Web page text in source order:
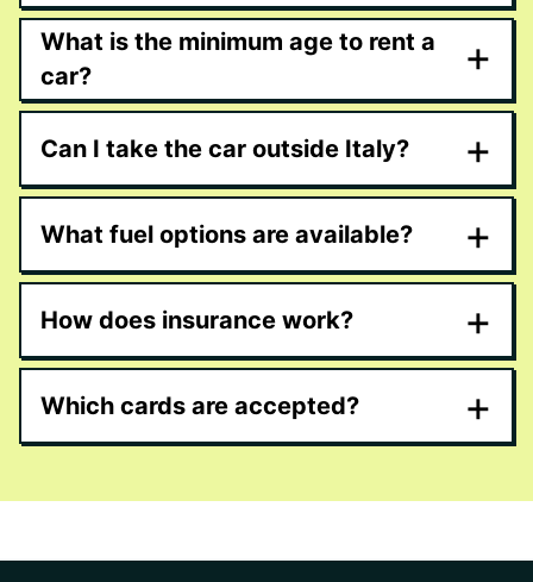
What is the minimum age to rent a
car?
+
Can I take the car outside Italy? +
What fuel options are available? +
How does insurance work? +
Which cards are accepted? +